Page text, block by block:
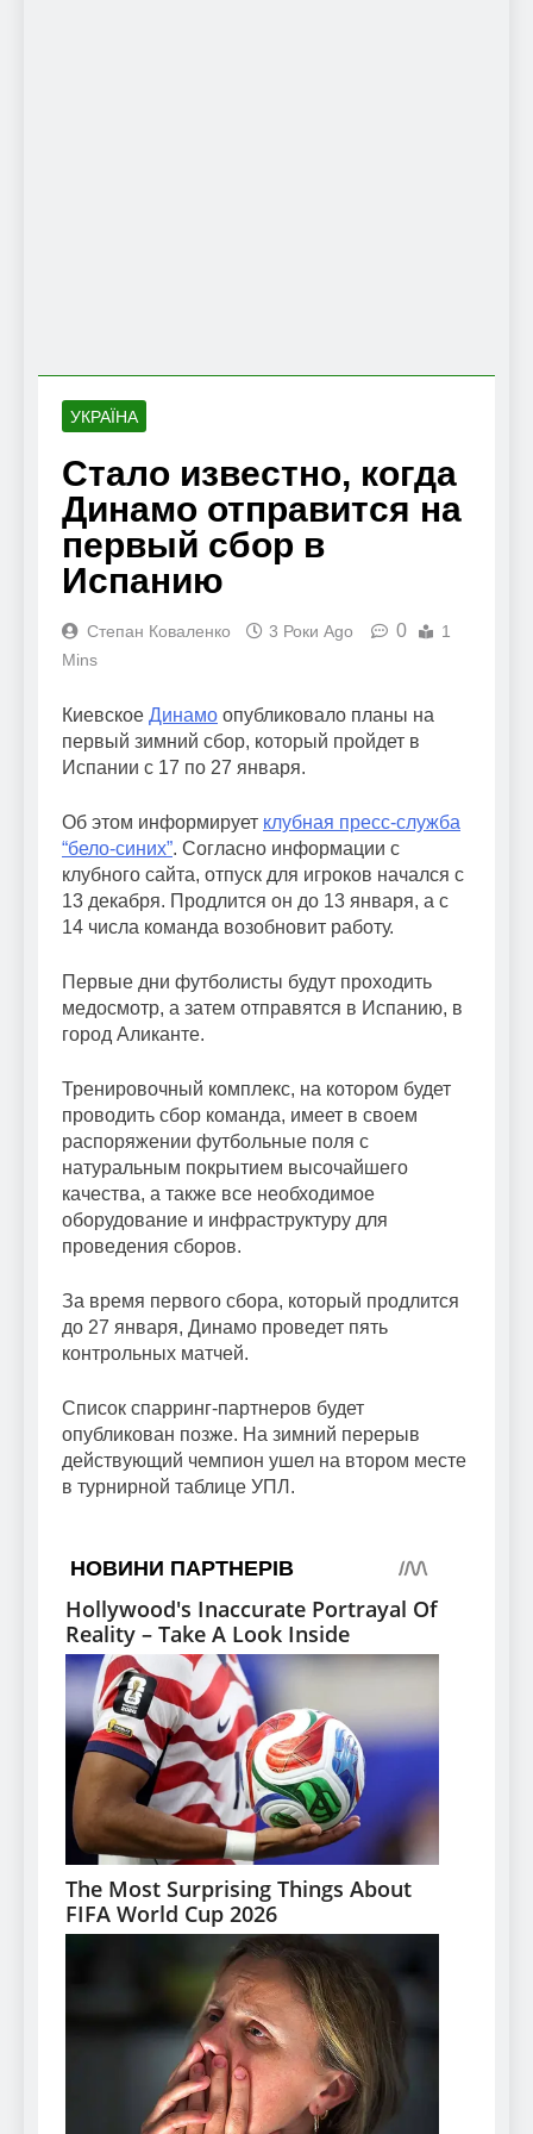
УКРАЇНА
Стало известно, когда
Динамо отправится на
первый сбор в
Испанию
Степан Коваленко 3 Роки Ago 0
1
Mins
Киевское Динамо опубликовало планы на
первый зимний сбор, который пройдет в
Испании с 17 по 27 января.
Об этом информирует клубная пресс-служба
“бело-синих”. Согласно информации с
клубного сайта, отпуск для игроков начался с
13 декабря. Продлится он до 13 января, а с
14 числа команда возобновит работу.
Первые дни футболисты будут проходить
медосмотр, а затем отправятся в Испанию, в
город Аликанте.
Тренировочный комплекс, на котором будет
проводить сбор команда, имеет в своем
распоряжении футбольные поля с
натуральным покрытием высочайшего
качества, а также все необходимое
оборудование и инфраструктуру для
проведения сборов.
За время первого сбора, который продлится
до 27 января, Динамо проведет пять
контрольных матчей.
Список спарринг-партнеров будет
опубликован позже. На зимний перерыв
действующий чемпион ушел на втором месте
в турнирной таблице УПЛ.